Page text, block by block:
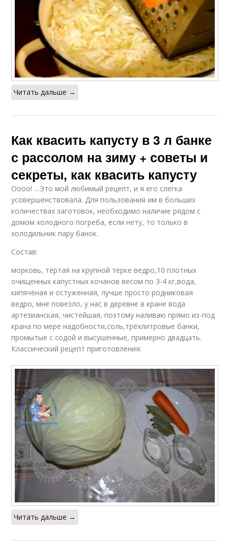
Читать дальше →
Как квасить капусту в 3 л банке
с рассолом на зиму + советы и
секреты, как квасить капусту
Оооо! …Это мой любимый рецепт, и я его слегка
усовершенствовала. Для пользования им в больших
количествах заготовок, необходимо наличие рядом с
домом холодного погреба, если нету, то только в
холодильник пару банок.
Состав:
морковь, тёртая на крупной тёрке ведро,10 плотных
очищенных капустных кочанов весом по 3-4 кг,вода,
кипячёная и остуженная, лучше просто родниковая
ведро, мне повезло, у нас в деревне в кране вода
артезианская, чистейшая, поэтому наливаю прямо из-под
крана по мере надобности,соль,трёхлитровые банки,
промытые с содой и высушенные, примерно двадцать.
Классический рецепт приготовления:
Читать дальше →